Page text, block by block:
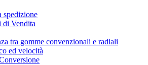
spedizione
di Vendita
tra gomme convenzionali e radiali
ed velocità